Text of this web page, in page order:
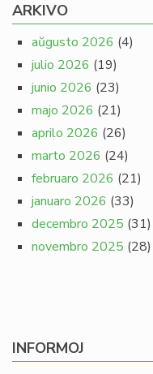
ARKIVO
aŭgusto 2026 (4)
julio 2026 (19)
junio 2026 (23)
majo 2026 (21)
aprilo 2026 (26)
marto 2026 (24)
februaro 2026 (21)
januaro 2026 (33)
decembro 2025 (31)
novembro 2025 (28)
INFORMOJ